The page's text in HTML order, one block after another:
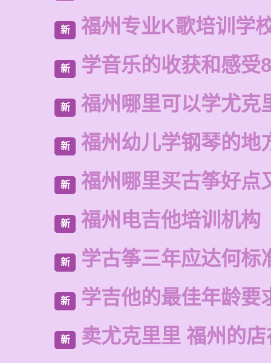
新 福州专业K歌培训学
新 学音乐的收获和感受
新 福州哪里可以学尤克
新 福州幼儿学钢琴的地
新 福州哪里买古筝好点
新 福州电吉他培训机构
新 学古筝三年应达何标
新 学吉他的最佳年龄要
新 卖尤克里里 福州的